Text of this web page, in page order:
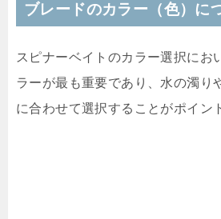
ブレードのカラー（色）に
スピナーベイトのカラー選択にお
ラーが最も重要であり、水の濁り
に合わせて選択することがポイン